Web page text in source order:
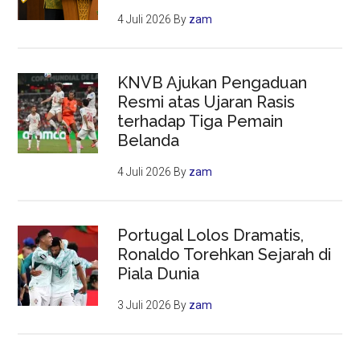
4 Juli 2026 By zam
KNVB Ajukan Pengaduan
Resmi atas Ujaran Rasis
terhadap Tiga Pemain
Belanda
4 Juli 2026 By zam
Portugal Lolos Dramatis,
Ronaldo Torehkan Sejarah di
Piala Dunia
3 Juli 2026 By zam